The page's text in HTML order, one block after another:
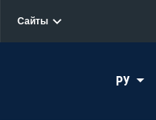
Сайты
РУ